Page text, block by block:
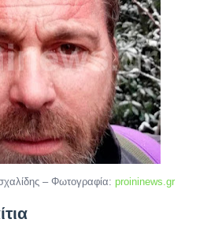
– Φωτογραφία: proininews.gr